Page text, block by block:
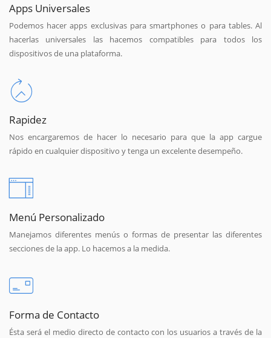
Apps Universales
Podemos hacer apps exclusivas para smartphones o para tables. Al
hacerlas universales las hacemos compatibles para todos los
dispositivos de una plataforma.
Rapidez
Nos encargaremos de hacer lo necesario para que la app cargue
rápido en cualquier dispositivo y tenga un excelente desempeño.
Menú Personalizado
Manejamos diferentes menús o formas de presentar las diferentes
secciones de la app. Lo hacemos a la medida.
Forma de Contacto
Ésta será el medio directo de contacto con los usuarios a través de la